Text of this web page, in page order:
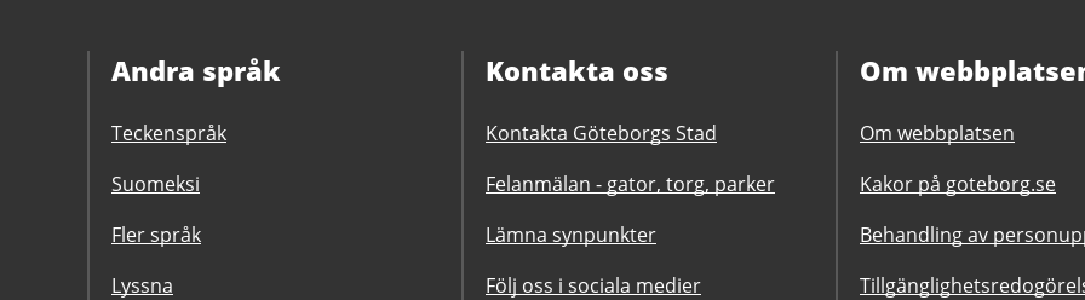
Andra språk
Teckenspråk
Suomeksi
Fler språk
Lyssna
Kontakta oss
Kontakta Göteborgs Stad
Felanmälan - gator, torg, parker
Lämna synpunkter
Följ oss i sociala medier
Om
Om webbplatsen
Kakor på goteborg.se
Behandling av